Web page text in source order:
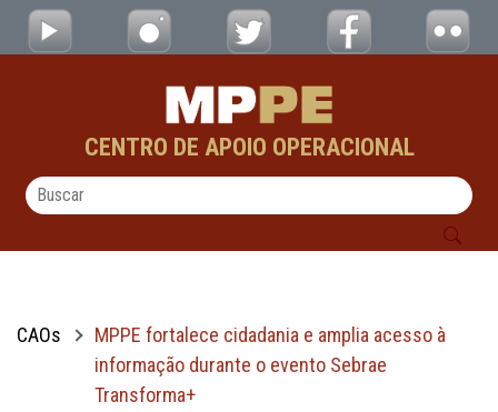
Pular para o Conteúdo principal
MPPE fortalece cidadania e amplia
CENTRO DE APOIO OPERACIONAL
CAOs
MPPE fortalece cidadania e amplia acesso à
informação durante o evento Sebrae
Transforma+